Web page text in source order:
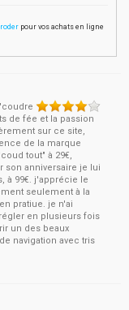
pour vos achats en ligne
de fée et la passion
sur ce site,
de la marque
tout" à 29€,
son anniversaire je lui
à 99€. j'apprécie le
seulement à la
pratiue. je n'ai
en plusieurs fois
un des beaux
navigation avec tris